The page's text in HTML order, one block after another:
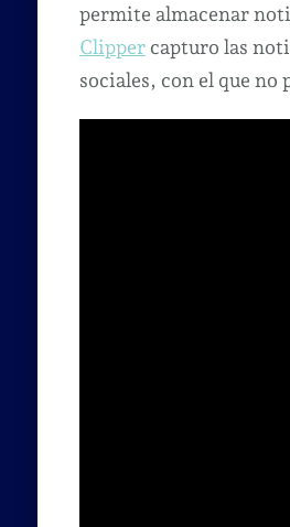
permite almacenar
Clippercapturo las
sociales, con el que